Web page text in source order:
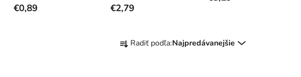
€0,89 €2,79
a Radiť podľa:Najpredávanejšie